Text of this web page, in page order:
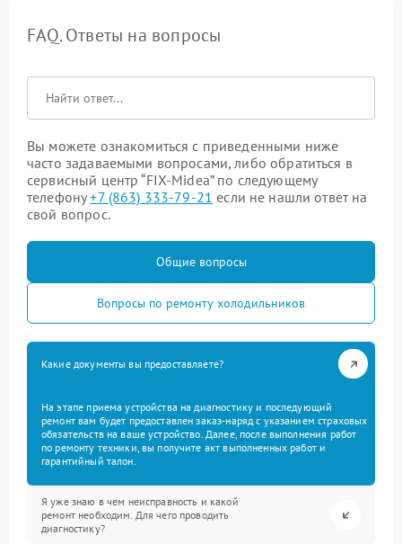
FAQ. Ответы на вопросы
Вы можете ознакомиться с приведенными ниже
часто задаваемыми вопросами, либо обратиться в
сервисный центр “FIX-Midea” по следующему
телефону+7 (863) 333-79-21 если не нашли ответ на
свой вопрос.
Общие вопросы
Вопросы по ремонту холодильников
Какие документы вы предоставляете?
На этапе приема устройства на диагностику и последующий
ремонт вам будет предоставлен заказ-наряд с указанием страховых
обязательств на ваше устройство. Далее, после выполнения работ
по ремонту техники, вы получите акт выполненных работ и
гарантийный талон.
Я уже знаю в чем неисправность и какой
ремонт необходим. Для чего проводить
диагностику?